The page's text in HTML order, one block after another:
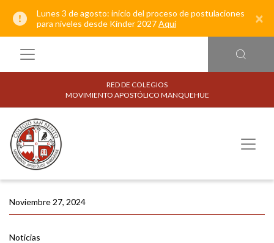
Lunes 3 de agosto: inicio del proceso de postulaciones
para niveles desde Kínder 2027Aquí ×
RED DE COLEGIOS
MOVIMIENTO APOSTÓLICO MANQUEHUE
Noviembre 27, 2024
Noticias